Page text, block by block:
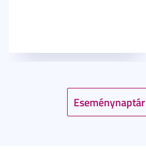
Eseménynaptár